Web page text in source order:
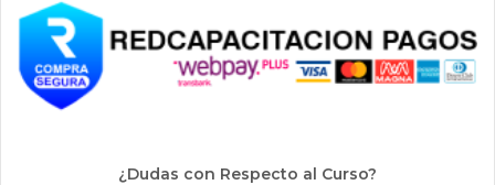
¿Dudas con Respecto al Curso?